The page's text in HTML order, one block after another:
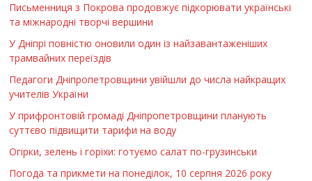
Письменниця з Покрова продовжує підкорювати українські
та міжнародні творчі вершини
У Дніпрі повністю оновили один із найзавантаженіших
трамвайних переїздів
Педагоги Дніпропетровщини увійшли до числа найкращих
учителів України
У прифронтовій громаді Дніпропетровщини планують
суттєво підвищити тарифи на воду
Огірки, зелень і горіхи: готуємо салат по-грузинськи
Погода та прикмети на понеділок, 10 серпня 2026 року